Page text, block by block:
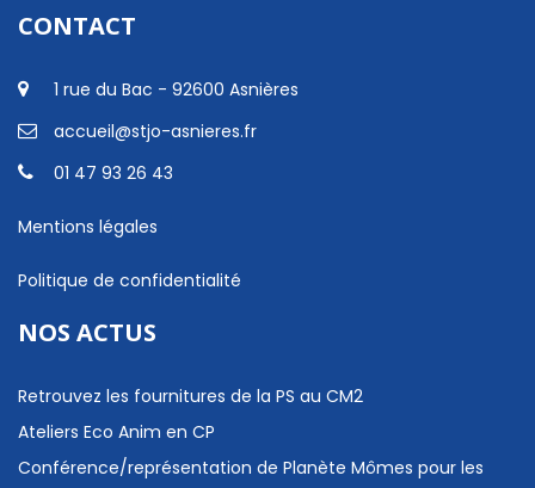
CONTACT
1 rue du Bac - 92600 Asnières
accueil@stjo-asnieres.fr
01 47 93 26 43
Mentions légales
Politique de confidentialité
NOS ACTUS
Retrouvez les fournitures de la PS au CM2
Ateliers Eco Anim en CP
Conférence/représentation de Planète Mômes pour les